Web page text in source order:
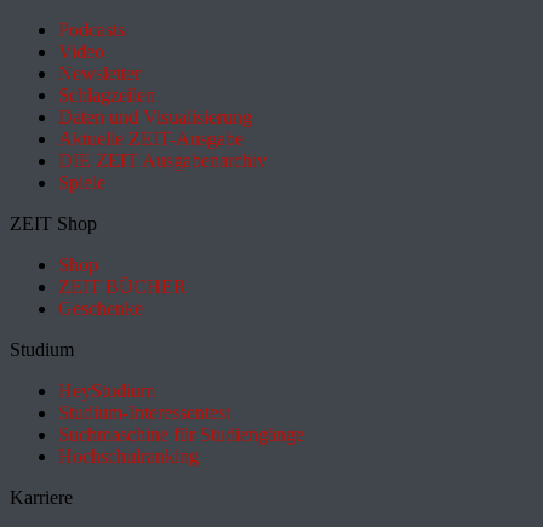
Podcasts
Video
Newsletter
Schlagzeilen
Daten und Visualisierung
Aktuelle ZEIT-Ausgabe
DIE ZEIT Ausgabenarchiv
Spiele
ZEIT Shop
Shop
ZEIT BÜCHER
Geschenke
Studium
HeyStudium
Studium-Interessentest
Suchmaschine für Studiengänge
Hochschulranking
Karriere